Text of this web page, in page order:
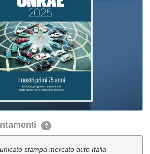
?
stampa mercato auto Italia